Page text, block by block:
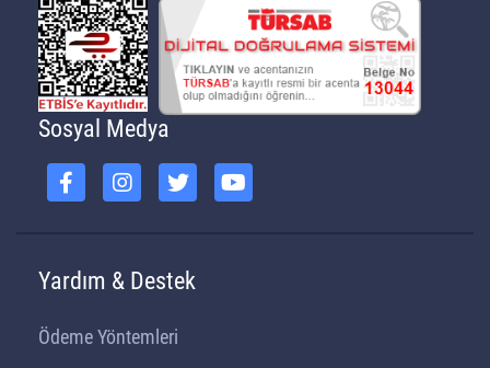
Sosyal Medya
Yardım & Destek
Ödeme Yöntemleri